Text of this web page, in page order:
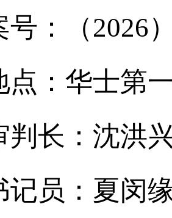
号：（2026
点：华士第
判长：沈洪
记员：夏闵